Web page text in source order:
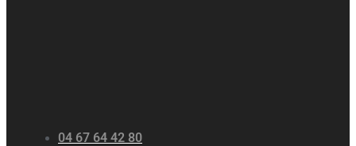
04 67 64 42 80